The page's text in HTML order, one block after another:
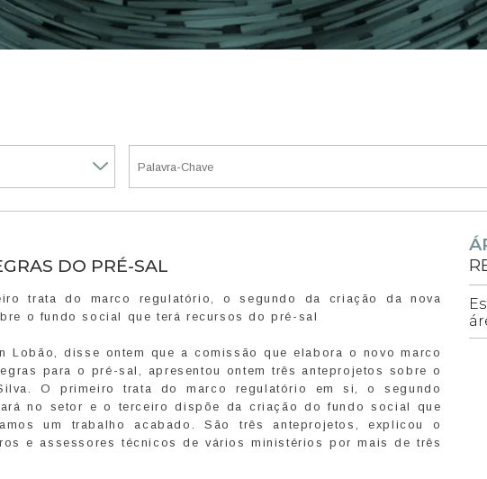
DO PRÉ-SAL
trata do marco regulatório, o segundo da criação da nova
o fundo social que terá recursos do pré-sal
Lobão, disse ontem que a comissão que elabora o novo marco
para o pré-sal, apresentou ontem três anteprojetos sobre o
O primeiro trata do marco regulatório em si, o segundo
no setor e o terceiro dispõe da criação do fundo social que
um trabalho acabado. São três anteprojetos, explicou o
e assessores técnicos de vários ministérios por mais de três